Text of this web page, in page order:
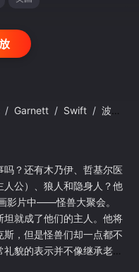
/ Garnett / Swift / 波利斯·卡洛夫
？还有木乃伊、哲基尔医
公）、狼人和隐身人？他
画影片中——怪兽大聚会。
就成了他们的主人。他将
，但是怪兽们却一点都不
貌的表示并不像继承老科